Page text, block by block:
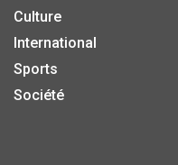
Culture
International
Sports
Société